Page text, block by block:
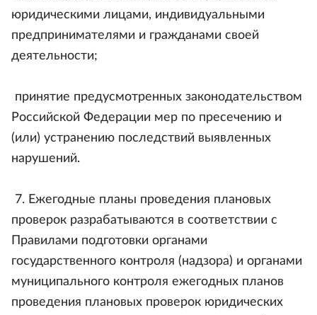
юридическими лицами, индивидуальными
предпринимателями и гражданами своей
деятельности;
принятие предусмотренных законодательством
Российской Федерации мер по пресечению и
(или) устранению последствий выявленных
нарушений.
7. Ежегодные планы проведения плановых
проверок разрабатываются в соответствии с
Правилами подготовки органами
государственного контроля (надзора) и органами
муниципального контроля ежегодных планов
проведения плановых проверок юридических